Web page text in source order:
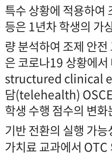
특수 상황에 적용하여
등은 1년차 학생의 가
량 분석하여 조제 안
은 코로나19 상황에
structured clinical
담(telehealth) OSCE
학생 수행 점수의 변
기반 전환의 실행 가
가치료 교과에서